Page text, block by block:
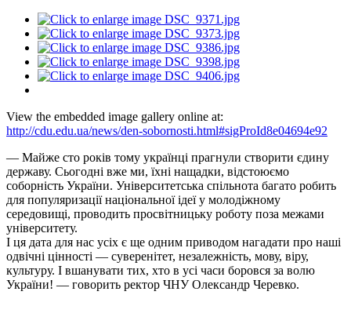
View the embedded image gallery online at:
http://cdu.edu.ua/news/den-sobornosti.html#sigProId8e04694e92
— Майже сто років тому українці прагнули створити єдину
державу. Сьогодні вже ми, їхні нащадки, відстоюємо
соборність України. Університетська спільнота багато робить
для популяризації національної ідеї у молодіжному
середовищі, проводить просвітницьку роботу поза межами
університету.
І ця дата для нас усіх є ще одним приводом нагадати про наші
одвічні цінності — суверенітет, незалежність, мову, віру,
культуру. І вшанувати тих, хто в усі часи боровся за волю
України! — говорить ректор ЧНУ Олександр Черевко.